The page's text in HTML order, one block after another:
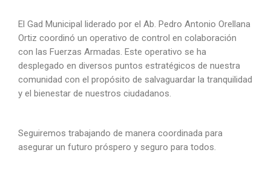
El Gad Municipal liderado por el Ab. Pedro Antonio Orellana
Ortiz coordinó un operativo de control en colaboración
con las Fuerzas Armadas. Este operativo se ha
desplegado en diversos puntos estratégicos de nuestra
comunidad con el propósito de salvaguardar la tranquilidad
y el bienestar de nuestros ciudadanos.
Seguiremos trabajando de manera coordinada para
asegurar un futuro próspero y seguro para todos.